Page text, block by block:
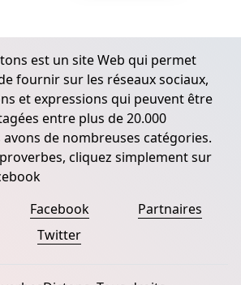
est un site Web qui permet
fournir sur les réseaux sociaux,
et expressions qui peuvent être
entre plus de 20.000
de nombreuses catégories.
cliquez simplement sur
Facebook
Twitter
Partnaires